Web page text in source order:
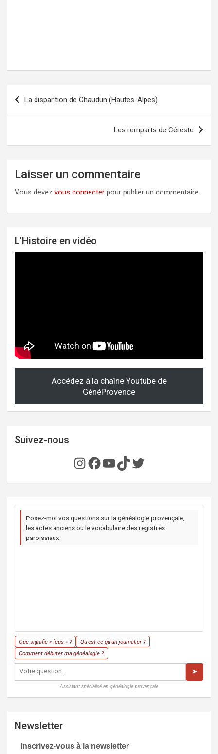
Navigation
de
La disparition de Chaudun (Hautes-Alpes)
Les remparts de Céreste
Laisser un commentaire
Vous devez vous connecter pour publier un commentaire.
L'Histoire en vidéo
Accédez à la chaîne Youtube de
GénéProvence
Suivez-nous
Instagram
Facebook
YouTube
TikTok
Twitter
Posez-moi vos questions sur la généalogie provençale,
les actes anciens ou le vocabulaire des registres
paroissiaux.
Que signifie « feus » ?
Qu'est-ce qu'un journalier ?
Comment débuter ma généalogie ?
➤
Assistant spécialisé en généalogie provençale
Newsletter
Inscrivez-vous à la newsletter